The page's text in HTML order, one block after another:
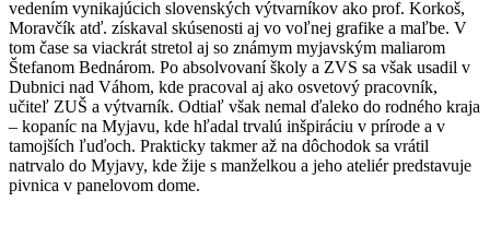
vedením vynikajúcich slovenských výtvarníkov ako prof. Korkoš,
Moravčík atď. získaval skúsenosti aj vo voľnej grafike a maľbe. V
tom čase sa viackrát stretol aj so známym myjavským maliarom
Štefanom Bednárom. Po absolvovaní školy a ZVS sa však usadil v
Dubnici nad Váhom, kde pracoval aj ako osvetový pracovník,
učiteľ ZUŠ a výtvarník. Odtiaľ však nemal ďaleko do rodného kraja
– kopaníc na Myjavu, kde hľadal trvalú inšpiráciu v prírode a v
tamojších ľuďoch. Prakticky takmer až na dôchodok sa vrátil
natrvalo do Myjavy, kde žije s manželkou a jeho ateliér predstavuje
pivnica v panelovom dome.